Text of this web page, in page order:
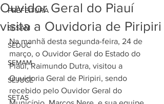
PREFEITURA
SESAM
SEDUC
SEMAM
SEJUCE
SETAS
Ouvidor Geral do Piauí
visita a Ouvidoria de Piripiri
Na manhã desta segunda-feira, 24 de
março, o Ouvidor Geral do Estado do
Piauí, Raimundo Dutra, visitou a
Ouvidoria Geral de Piripiri, sendo
recebido pelo Ouvidor Geral do